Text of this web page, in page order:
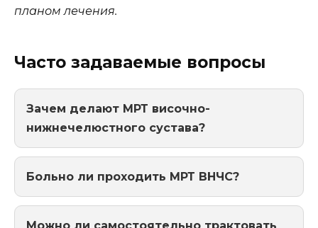
планом лечения.
Часто задаваемые вопросы
Зачем делают МРТ височно-
нижнечелюстного сустава?
Больно ли проходить МРТ ВНЧС?